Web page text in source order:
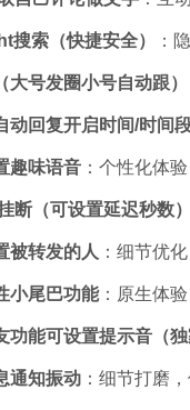
索（快捷安全） ：
号发圈小号自动跟）
动回复开启时间/时间
趣味语音：个性化体验
断（可设置延迟秒数）
被转发的人 ：细节优
小尾巴功能：原生体验
能可设置提示音（独
通知振动：细节打磨，